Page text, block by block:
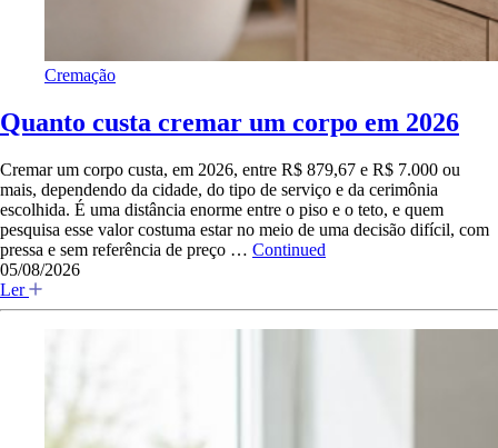
Cremação
Quanto custa cremar um corpo em 2026
Cremar um corpo custa, em 2026, entre R$ 879,67 e R$ 7.000 ou
mais, dependendo da cidade, do tipo de serviço e da cerimônia
escolhida. É uma distância enorme entre o piso e o teto, e quem
pesquisa esse valor costuma estar no meio de uma decisão difícil, com
pressa e sem referência de preço … Continued
05/08/2026
Ler